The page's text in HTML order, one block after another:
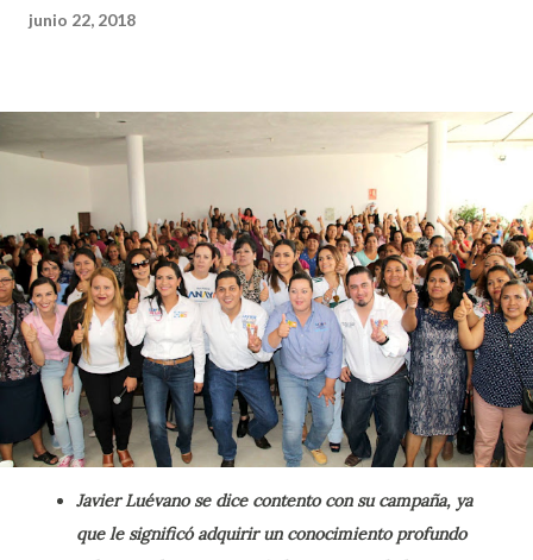
junio 22, 2018
Javier Luévano se dice contento con su campaña, ya
que le significó adquirir un conocimiento profundo